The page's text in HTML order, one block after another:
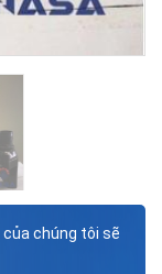
của chúng tôi sẽ